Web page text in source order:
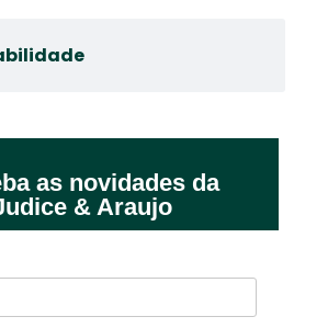
as novidades da
& Araujo